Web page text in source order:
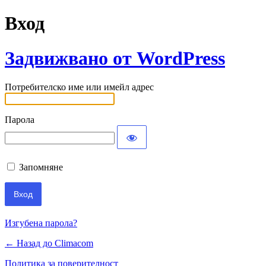
Вход
Задвижвано от WordPress
Потребителско име или имейл адрес
Парола
Запомняне
Изгубена парола?
← Назад до Climacom
Политика за поверителност